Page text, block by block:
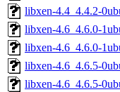
libxen-4.4_4.4.2-
libxen-4.6_4.6.0-
libxen-4.6_4.6.0-
libxen-4.6_4.6.5-
libxen-4.6_4.6.5-